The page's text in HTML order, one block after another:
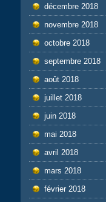
décembre 2018
novembre 2018
octobre 2018
septembre 2018
août 2018
juillet 2018
juin 2018
mai 2018
avril 2018
mars 2018
février 2018